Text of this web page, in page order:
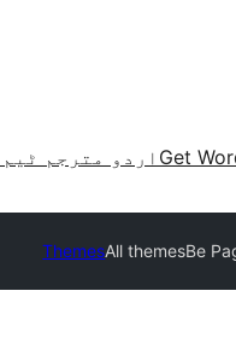
اردو مترجم ٹیم Get
ThemesAll themesBe